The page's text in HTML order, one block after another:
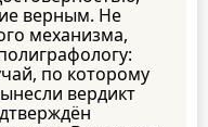
верным. Не
механизма,
по которому
вердикт